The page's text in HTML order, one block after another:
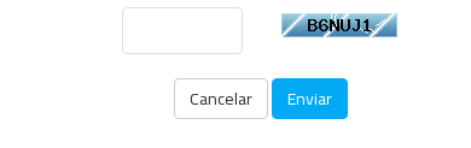
Cancelar